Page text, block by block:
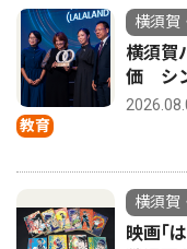
教育
横須賀
横須賀
価 シ
横須賀
映画｢